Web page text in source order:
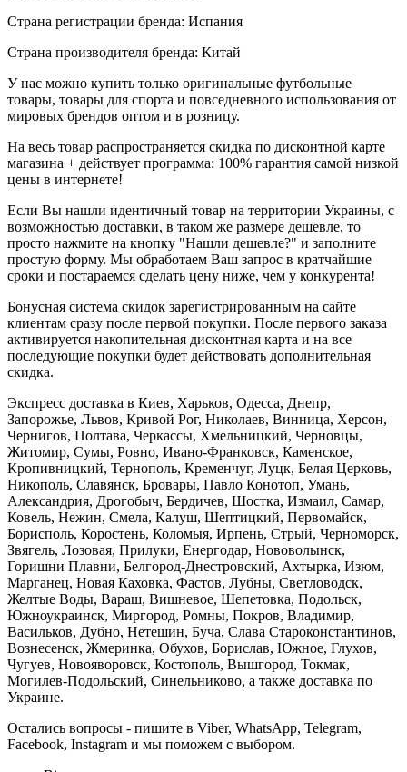
Страна регистрации бренда: Испания
Страна производителя бренда: Китай
У нас можно купить только оригинальные футбольные
товары, товары для спорта и повседневного использования от
мировых брендов оптом и в розницу.
На весь товар распространяется скидка по дисконтной карте
магазина + действует программа: 100% гарантия самой низкой
цены в интернете!
Если Вы нашли идентичный товар на территории Украины, с
возможностью доставки, в таком же размере дешевле, то
просто нажмите на кнопку "Нашли дешевле?" и заполните
простую форму. Мы обработаем Ваш запрос в кратчайшие
сроки и постараемся сделать цену ниже, чем у конкурента!
Бонусная система скидок зарегистрированным на сайте
клиентам сразу после первой покупки. После первого заказа
активируется накопительная дисконтная карта и на все
последующие покупки будет действовать дополнительная
скидка.
Экспресс доставка в Киев, Харьков, Одесса, Днепр,
Запорожье, Львов, Кривой Рог, Николаев, Винница, Херсон,
Чернигов, Полтава, Черкассы, Хмельницкий, Черновцы,
Житомир, Сумы, Ровно, Ивано-Франковск, Каменское,
Кропивницкий, Тернополь, Кременчуг, Луцк, Белая Церковь,
Никополь, Славянск, Бровары, Павло Конотоп, Умань,
Александрия, Дрогобыч, Бердичев, Шостка, Измаил, Самар,
Ковель, Нежин, Смела, Калуш, Шептицкий, Первомайск,
Борисполь, Коростень, Коломыя, Ирпень, Стрый, Черноморск,
Звягель, Лозовая, Прилуки, Енергодар, Нововолынск,
Горишни Плавни, Белгород-Днестровский, Ахтырка, Изюм,
Марганец, Новая Каховка, Фастов, Лубны, Светловодск,
Желтые Воды, Вараш, Вишневое, Шепетовка, Подольск,
Южноукраинск, Миргород, Ромны, Покров, Владимир,
Васильков, Дубно, Нетешин, Буча, Слава Староконстантинов,
Вознесенск, Жмеринка, Обухов, Борислав, Южное, Глухов,
Чугуев, Новояворовск, Костополь, Вышгород, Токмак,
Могилев-Подольский, Синельниково, а также доставка по
Украине.
Остались вопросы - пишите в Viber, WhatsApp, Telegram,
Facebook, Instagram и мы поможем с выбором.